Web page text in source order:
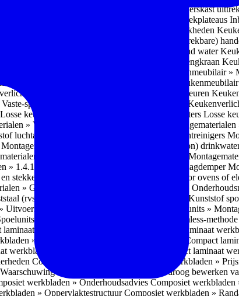
Inbouwaccessoires » Apothekerskast
Inbouwaccessoires » Hoekkast uittrekplateaus
Keukenkranen » Bedieningsmogelijkheden
Keukenkranen » Met (uitrekbare)
Keukenkranen » Kokend water
Keukenkranen » Bladmengkraan
Keukenmeubilair »
Keukenmeubilair » Duurzaamheid keukenmeubilair
» Installatie Keukenverlichting » Lichtkleuren
spanning
Losse keukenapparaten » Plintverwarming/plintheaters Losse
» Verschillende Luchtafvoersystemen
luchtafvoersystemen Montagematerialen » Luchtreinigers
Montagematerialen » Aansluitmateriaal voor (schoon)
» Dempingsysteem van lades en deuren
» 1.4.1 Plasmafilter Montagematerialen » Waterslagdemper
stekkerblokken
Montagematerialen » Kabels voor ovens of
» Gasaansluitmaterialen
Montagematerialen »
(rvs) Spoelunits » Kunststof
Uitvoering Spoelunits »
» Tussenbouw methode Spoelunits » Rimless-methode
laminaat werkbladen » Eigenschappen
Compact laminaat
» Nanotech massief laminaat werkbladen
Compact
werkbladen » Mogelijke randafwerking Compact laminaat
Compact laminaat
Compact laminaat werkbladen »
Monteurs: bescherm je bij het droog bewerken
werkbladen » OnderhoudsadviesComposiet werkbladen
» OppervlaktestructuurComposiet werkbladen »